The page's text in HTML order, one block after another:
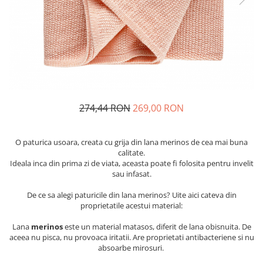
Suzete Silicon
Try It Bibs Denmark
274,44 RON269,00 RON
O paturica usoara, creata cu grija din lana merinos de cea mai buna
calitate.
Ideala inca din prima zi de viata, aceasta poate fi folosita pentru invelit
sau infasat.
De ce sa alegi paturicile din lana merinos? Uite aici cateva din
proprietatile acestui material:
Lana merinoseste un material matasos, diferit de lana obisnuita. De
aceea nu pisca, nu provoaca iritatii. Are proprietati antibacteriene si nu
absoarbe mirosuri.